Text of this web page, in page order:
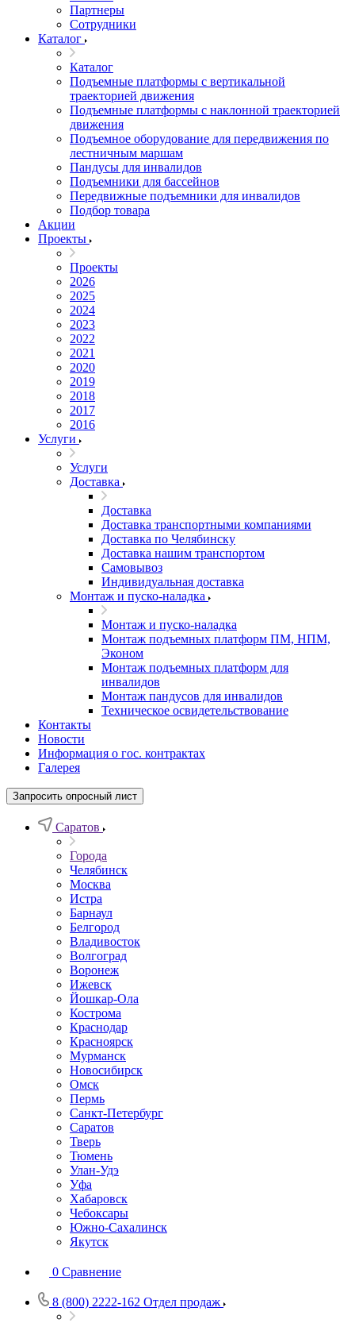
Партнеры
Сотрудники
Каталог
Каталог
Подъемные платформы с вертикальной
траекторией движения
Подъемные платформы с наклонной траекторией
движения
Подъемное оборудование для передвижения по
лестничным маршам
Пандусы для инвалидов
Подъемники для бассейнов
Передвижные подъемники для инвалидов
Подбор товара
Акции
Проекты
Проекты
2026
2025
2024
2023
2022
2021
2020
2019
2018
2017
2016
Услуги
Услуги
Доставка
Доставка
Доставка транспортными компаниями
Доставка по Челябинску
Доставка нашим транспортом
Самовывоз
Индивидуальная доставка
Монтаж и пуско-наладка
Монтаж и пуско-наладка
Монтаж подъемных платформ ПМ, НПМ,
Эконом
Монтаж подъемных платформ для
инвалидов
Монтаж пандусов для инвалидов
Техническое освидетельствование
Контакты
Новости
Информация о гос. контрактах
Галерея
Запросить опросный лист
Саратов
Города
Челябинск
Москва
Истра
Барнаул
Белгород
Владивосток
Волгоград
Воронеж
Ижевск
Йошкар-Ола
Кострома
Краснодар
Красноярск
Мурманск
Новосибирск
Омск
Пермь
Санкт-Петербург
Саратов
Тверь
Тюмень
Улан-Удэ
Уфа
Хабаровск
Чебоксары
Южно-Сахалинск
Якутск
0 Сравнение
8 (800) 2222-162 Отдел продаж